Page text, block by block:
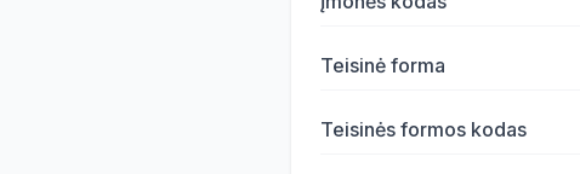
Teisinė forma
Teisinės formos kodas